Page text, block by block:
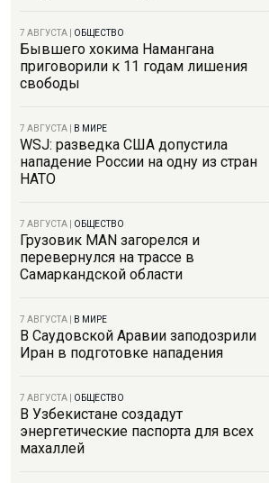
7 АВГУСТА ОБЩЕСТВО
Бывшего хокима Намангана
приговорили к 11 годам лишения
свободы
7 АВГУСТА В МИРЕ
WSJ: разведка США допустила
нападение России на одну из стран
НАТО
7 АВГУСТА ОБЩЕСТВО
Грузовик MAN загорелся и
перевернулся на трассе в
Самаркандской области
7 АВГУСТА В МИРЕ
В Саудовской Аравии заподозрили
Иран в подготовке нападения
7 АВГУСТА ОБЩЕСТВО
В Узбекистане создадут
энергетические паспорта для всех
махаллей